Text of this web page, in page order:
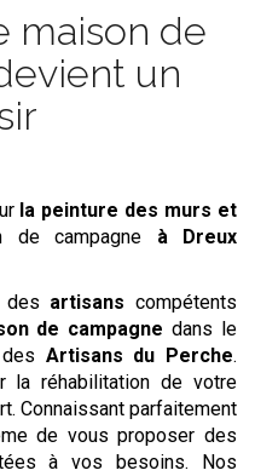
maison de
un
la peinture des murs et
de campagne
à Dreux
des artisans compétents
de campagne dans le
Artisans du Perche.
la réhabilitation de votre
Connaissant parfaitement
de vous proposer des
à vos besoins. Nos